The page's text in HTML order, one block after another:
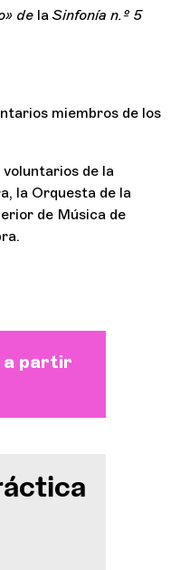
de laSinfonía n.º 5
miembros de los
de la
la Orquesta de la
de Música de
a partir